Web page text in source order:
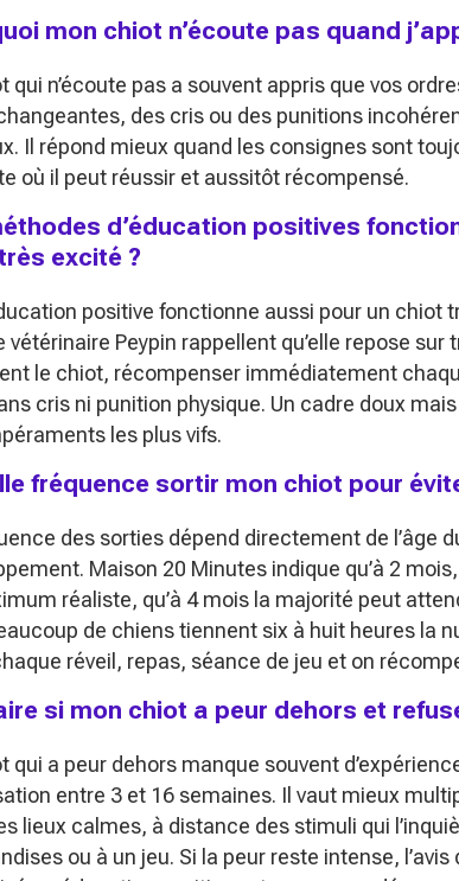
mon chiot n’écoute pas quand
qui n’écoute pas a souvent appris que vos
des cris ou des punitions
Il répond mieux quand les consignes sont
où il peut réussir et aussitôt récompensé.
d’éducation positives
excité ?
positive fonctionne aussi pour un chiot
vétérinaire Peypin rappellent qu’elle repose
le chiot, récompenser immédiatement
cris ni punition physique. Un cadre doux
les plus vifs.
fréquence sortir mon chiot pour
des sorties dépend directement de l’âge
Maison 20 Minutes indique qu’à 2
réaliste, qu’à 4 mois la majorité peut
de chiens tiennent six à huit heures la
réveil, repas, séance de jeu et on
si mon chiot a peur dehors et
qui a peur dehors manque souvent
entre 3 et 16 semaines. Il vaut mieux
lieux calmes, à distance des stimuli qui
ou à un jeu. Si la peur reste intense, l’avis